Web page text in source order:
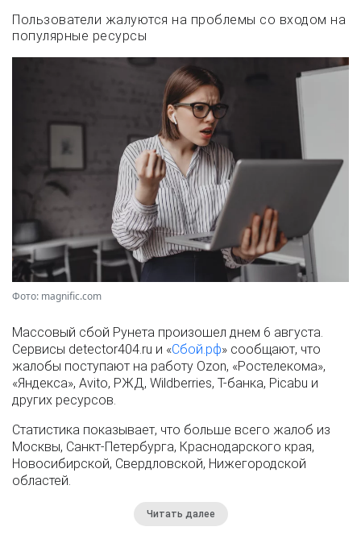
Пользователи жалуются на проблемы со входом на
популярные ресурсы
Фото: magnific.com
Массовый сбой Рунета произошел днем 6 августа.
Сервисы detector404.ru и «Сбой.рф» сообщают, что
жалобы поступают на работу Ozon, «Ростелекома»,
«Яндекса», Avito, РЖД, Wildberries, Т-банка, Picabu и
других ресурсов.
Статистика показывает, что больше всего жалоб из
Москвы, Санкт-Петербурга, Краснодарского края,
Новосибирской, Свердловской, Нижегородской
областей.
Читать далее